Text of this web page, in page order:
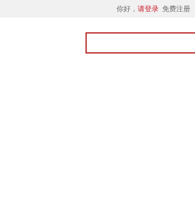
你好， 请登录 免费注册